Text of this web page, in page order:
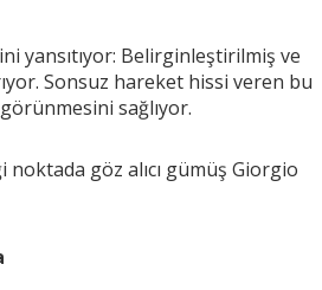
yansıtıyor: Belirginleştirilmiş ve
Sonsuz hareket hissi veren bu
sağlıyor.
göz alıcı gümüş Giorgio